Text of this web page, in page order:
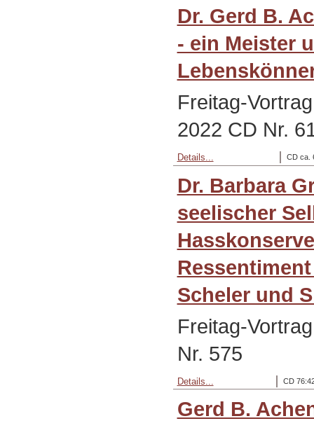
Dr. Gerd B.
- ein Meister
Freitag-
2022 CD Nr.
CD ca.
Details...
Dr. Barbara
seelischer
Scheler und
Freitag-
Nr. 575
CD
Details...
Gerd B.